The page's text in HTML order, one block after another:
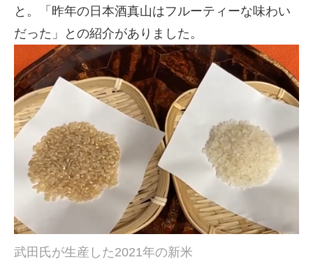
と。「昨年の日本酒真山はフルーティーな味わい
だった」との紹介がありました。
武田氏が生産した2021年の新米